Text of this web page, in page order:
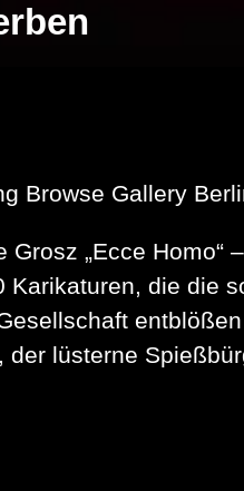
Browse Gallery
„Ecce Homo“
Karikaturen, die die
lüsterne